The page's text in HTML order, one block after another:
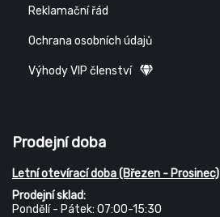
Reklamační řád
Ochrana osobních údajů
Výhody VIP členství
Prodejní doba
Letní otevírací doba (Březen - Prosinec)
Prodejní sklad:
Pondělí - Pátek: 07:00-15:30